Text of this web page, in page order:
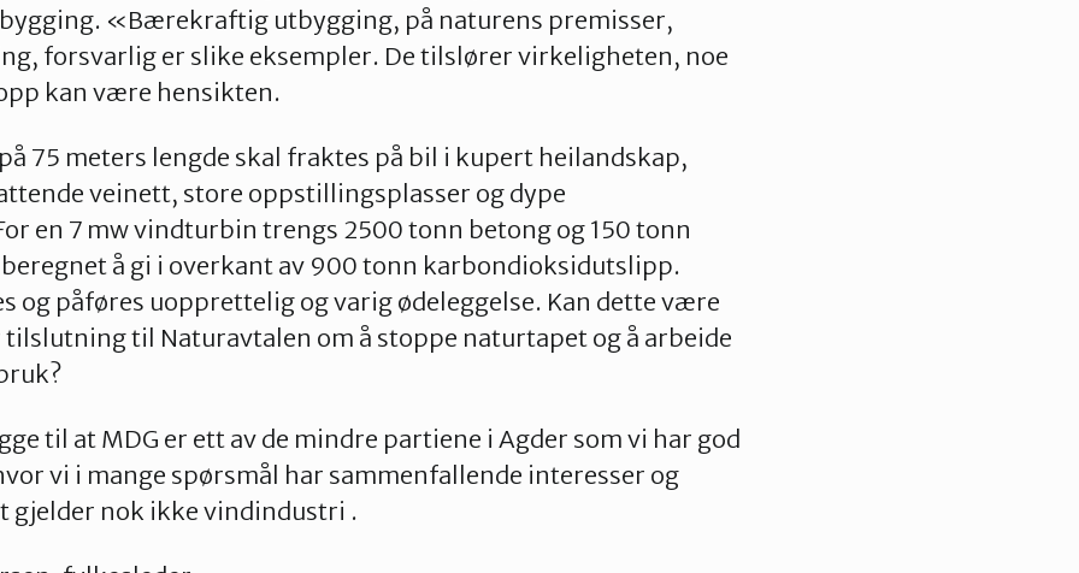
«Bærekraftig utbygging, på naturens premisser,
forsvarlig er slike eksempler. De tilslører virkeligheten, noe
kan være hensikten.
75 meters lengde skal fraktes på bil i kupert heilandskap,
veinett, store oppstillingsplasser og dype
en 7 mw vindturbin trengs 2500 tonn betong og 150 tonn
å gi i overkant av 900 tonn karbondioksidutslipp.
og påføres uopprettelig og varig ødeleggelse. Kan dette være
til Naturavtalen om å stoppe naturtapet og å arbeide
til at MDG er ett av de mindre partiene i Agder som vi har god
vi i mange spørsmål har sammenfallende interesser og
gjelder nok ikke vindindustri .